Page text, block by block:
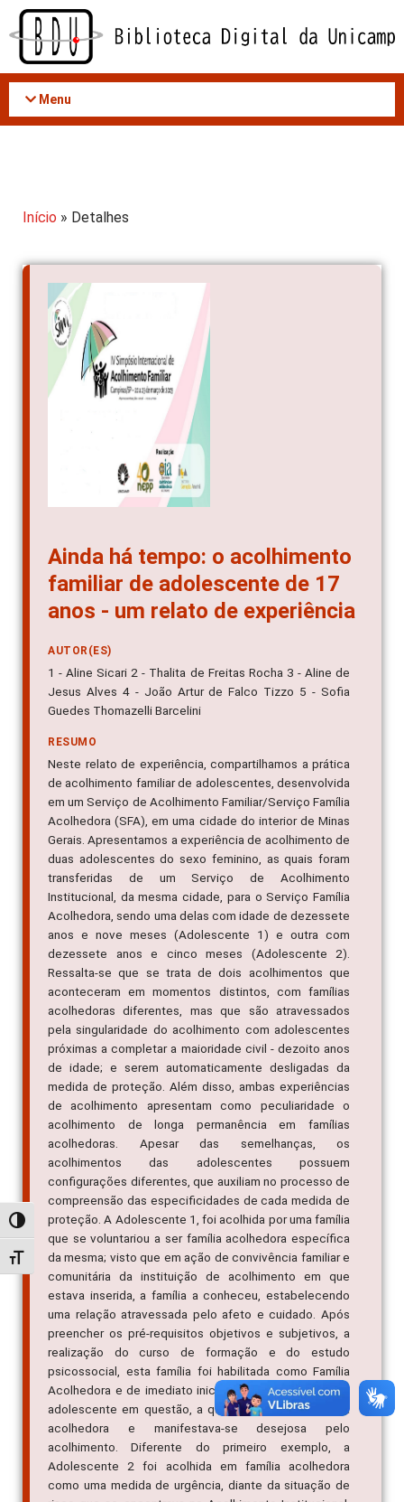
Acessar
conteúdo
Alternar alto contraste
Alternar tamanho da fonte
Menu
Início » Detalhes
Ainda há tempo: o acolhimento
familiar de adolescente de 17
anos - um relato de experiência
AUTOR(ES)
1 - Aline Sicari 2 - Thalita de Freitas Rocha 3 - Aline de
Jesus Alves 4 - João Artur de Falco Tizzo 5 - Sofia
Guedes Thomazelli Barcelini
RESUMO
Neste relato de experiência, compartilhamos a prática
de acolhimento familiar de adolescentes, desenvolvida
em um Serviço de Acolhimento Familiar/Serviço Família
Acolhedora (SFA), em uma cidade do interior de Minas
Gerais. Apresentamos a experiência de acolhimento de
duas adolescentes do sexo feminino, as quais foram
transferidas de um Serviço de Acolhimento
Institucional, da mesma cidade, para o Serviço Família
Acolhedora, sendo uma delas com idade de dezessete
anos e nove meses (Adolescente 1) e outra com
dezessete anos e cinco meses (Adolescente 2).
Ressalta-se que se trata de dois acolhimentos que
aconteceram em momentos distintos, com famílias
acolhedoras diferentes, mas que são atravessados
pela singularidade do acolhimento com adolescentes
próximas a completar a maioridade civil - dezoito anos
de idade; e serem automaticamente desligadas da
medida de proteção. Além disso, ambas experiências
de acolhimento apresentam como peculiaridade o
acolhimento de longa permanência em famílias
acolhedoras. Apesar das semelhanças, os
acolhimentos das adolescentes possuem
configurações diferentes, que auxiliam no processo de
compreensão das especificidades de cada medida de
proteção. A Adolescente 1, foi acolhida por uma família
que se voluntariou a ser família acolhedora específica
da mesma; visto que em ação de convivência familiar e
comunitária da instituição de acolhimento em que
estava inserida, a família a conheceu, estabelecendo
uma relação atravessada pelo afeto e cuidado. Após
preencher os pré-requisitos objetivos e subjetivos, a
realização do curso de formação e do estudo
psicossocial, esta família foi habilitada como Família
Acolhedora e de imediato iniciou-se o acolhimento da
adolescente em questão, a qual já conhecia a família
acolhedora e manifestava-se desejosa pelo
acolhimento. Diferente do primeiro exemplo, a
Adolescente 2 foi acolhida em família acolhedora
como uma medida de urgência, diante da situação de